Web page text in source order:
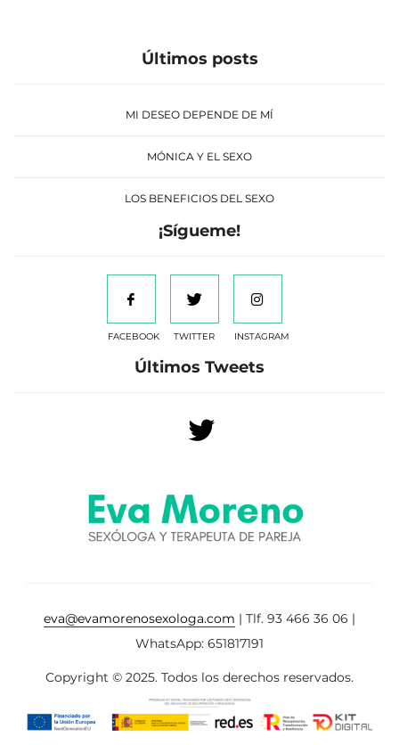
Últimos posts
MI DESEO DEPENDE DE MÍ
MÓNICA Y EL SEXO
LOS BENEFICIOS DEL SEXO
¡Sígueme!
FACEBOOK TWITTER INSTAGRAM
Últimos Tweets
eva@evamorenosexologa.com | Tlf. 93 466 36 06 |
WhatsApp: 651817191
Copyright © 2025. Todos los derechos reservados.